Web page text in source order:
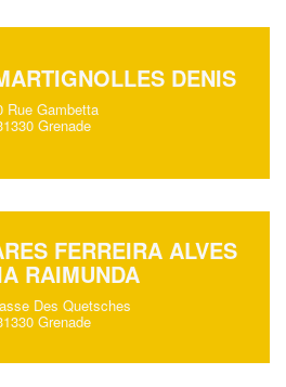
DENIS
Rue Gambetta
Grenade
FERREIRA ALVES
RAIMUNDA
Des Quetsches
Grenade